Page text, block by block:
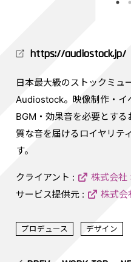
https://audiostock.jp/
日本最大級のストックミュ
Audiostock。映像制作・イ
BGM・効果音を必要とす
質な音を届けるロイヤリテ
す。
クライアント :
株式会社
サービス提供元 :
株式会
プロデュース デザイン